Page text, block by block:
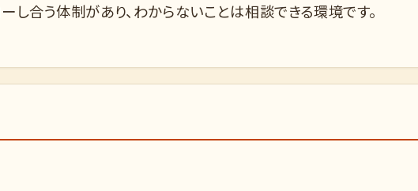
し合う体制があり、わからないことは相談できる環境です。